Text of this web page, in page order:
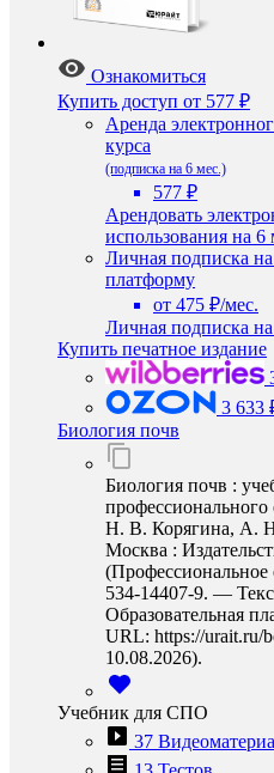
Ознакомиться
Купить доступ от 577 ₽
Аренда
курса
(подписка на 6 мес.)
577 ₽
Арендовать
использования на 6
Личная подписка
платформу
от 475 ₽/мес.
Личная подписка
Купить печатное издание
3 633
Биология почв
Биология почв :
Н. В. Корягина, А.
Москва :
534-14407-9. —
Образовательная
URL: https://urait.ru/
10.08.2026).
Учебник для СПО
37